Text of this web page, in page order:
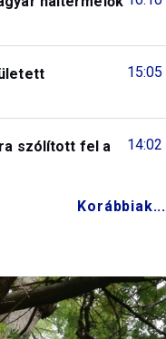
15:05
14:02
szólított fel a
Korábbiak...